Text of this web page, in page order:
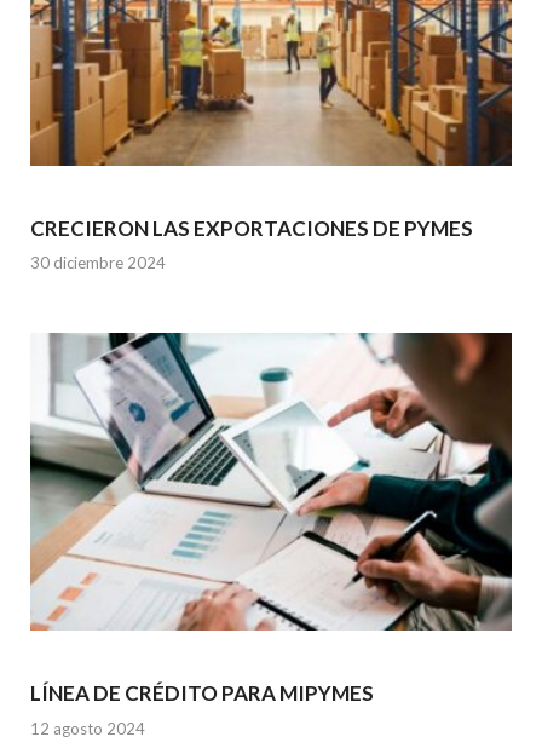
CRECIERON LAS EXPORTACIONES DE PYMES
30 diciembre 2024
LÍNEA DE CRÉDITO PARA MIPYMES
12 agosto 2024